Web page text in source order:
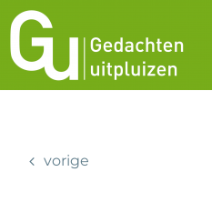
Ga
naar
inhoud
vorige